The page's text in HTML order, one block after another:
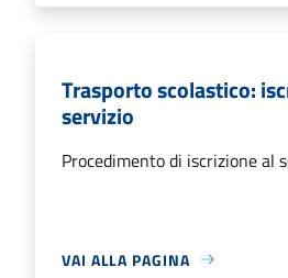
Trasporto scolastico:
servizio
Procedimento di iscrizione al
VAI ALLA PAGINA